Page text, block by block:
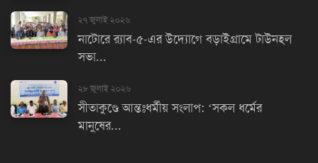
২৭ জুলাই ২০২৬
নাটোরে র‌্যাব-৫-এর উদ্যোগে বড়াইগ্রামে টাউনহল
সভা...
২৮ জুলাই ২০২৬
সীতাকুণ্ডে আন্তঃধর্মীয় সংলাপ: ‘সকল ধর্মের
মানুষের...